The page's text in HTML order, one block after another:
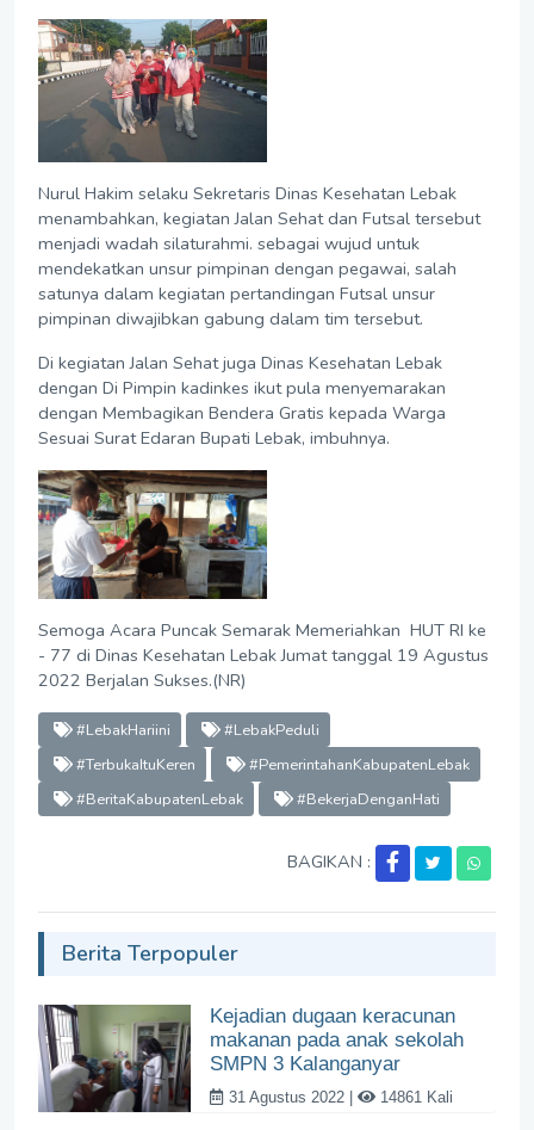
Nurul Hakim selaku Sekretaris Dinas Kesehatan Lebak
menambahkan, kegiatan Jalan Sehat dan Futsal tersebut
menjadi wadah silaturahmi. sebagai wujud untuk
mendekatkan unsur pimpinan dengan pegawai, salah
satunya dalam kegiatan pertandingan Futsal unsur
pimpinan diwajibkan gabung dalam tim tersebut.
Di kegiatan Jalan Sehat juga Dinas Kesehatan Lebak
dengan Di Pimpin kadinkes ikut pula menyemarakan
dengan Membagikan Bendera Gratis kepada Warga
Sesuai Surat Edaran Bupati Lebak, imbuhnya.
Semoga Acara Puncak Semarak Memeriahkan HUT RI ke
- 77 di Dinas Kesehatan Lebak Jumat tanggal 19 Agustus
2022 Berjalan Sukses.(NR)
#LebakHariini
#LebakPeduli
#TerbukaItuKeren
#PemerintahanKabupatenLebak
#BeritaKabupatenLebak
#BekerjaDenganHati
BAGIKAN :
Berita Terpopuler
Kejadian dugaan keracunan
makanan pada anak sekolah
SMPN 3 Kalanganyar
31 Agustus 2022 | 14861 Kali